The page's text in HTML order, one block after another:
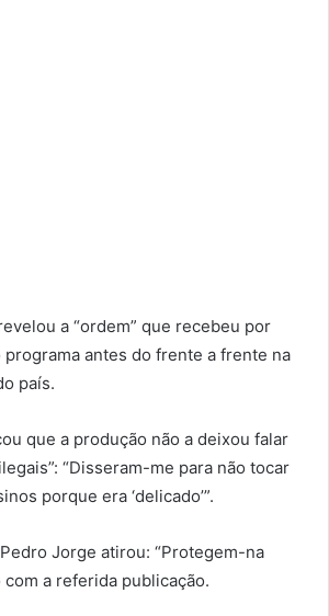
a “ordem” que recebeu por
antes do frente a frente na
país.
que a produção não a deixou falar
“Disseram-me para não tocar
porque era ‘delicado’”.
Jorge atirou: “Protegem-na
com a referida publicação.